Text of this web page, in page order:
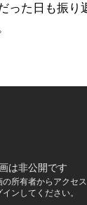
った日も振り